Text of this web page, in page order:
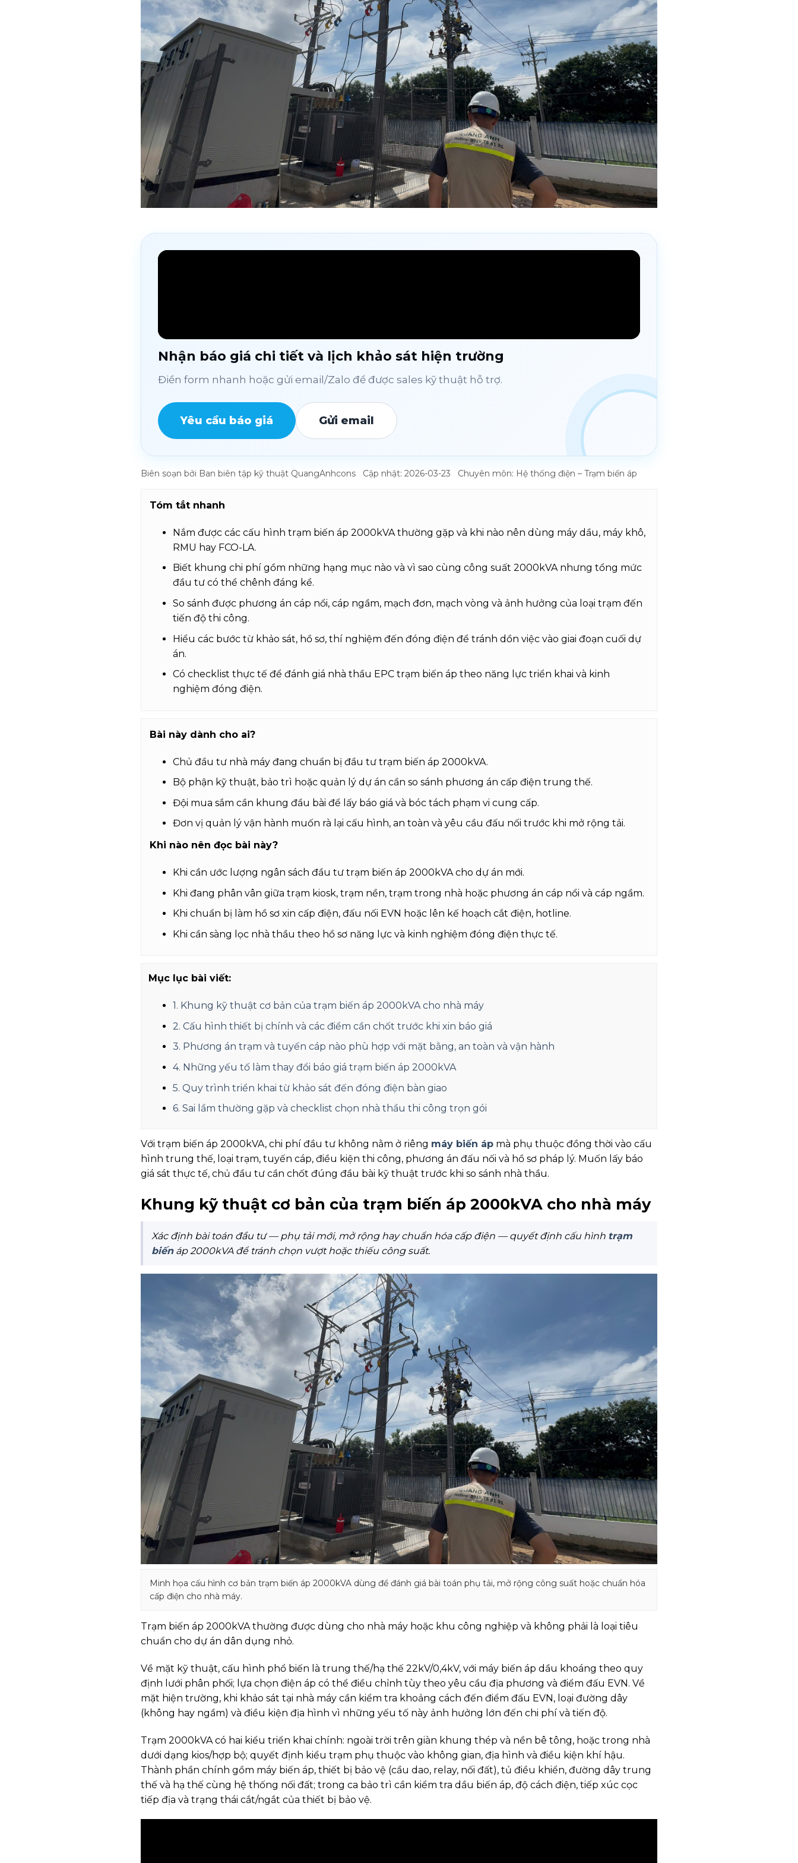
Nhận báo giá chi tiết và lịch khảo sát hiện trường
Điền form nhanh hoặc gửi email/Zalo để được sales kỹ thuật hỗ trợ.
Yêu cầu báo giá Gửi email
Biên soạn bởi Ban biên tập kỹ thuật QuangAnhcons Cập nhật: 2026-03-23 Chuyên môn: Hệ thống điện – Trạm biến áp
Tóm tắt nhanh
Nắm được các cấu hình trạm biến áp 2000kVA thường gặp và khi nào nên dùng máy dầu, máy khô,
RMU hay FCO-LA.
Biết khung chi phí gồm những hạng mục nào và vì sao cùng công suất 2000kVA nhưng tổng mức
đầu tư có thể chênh đáng kể.
So sánh được phương án cáp nổi, cáp ngầm, mạch đơn, mạch vòng và ảnh hưởng của loại trạm đến
tiến độ thi công.
Hiểu các bước từ khảo sát, hồ sơ, thí nghiệm đến đóng điện để tránh dồn việc vào giai đoạn cuối dự
án.
Có checklist thực tế để đánh giá nhà thầu EPC trạm biến áp theo năng lực triển khai và kinh
nghiệm đóng điện.
Bài này dành cho ai?
Chủ đầu tư nhà máy đang chuẩn bị đầu tư trạm biến áp 2000kVA.
Bộ phận kỹ thuật, bảo trì hoặc quản lý dự án cần so sánh phương án cấp điện trung thế.
Đội mua sắm cần khung đầu bài để lấy báo giá và bóc tách phạm vi cung cấp.
Đơn vị quản lý vận hành muốn rà lại cấu hình, an toàn và yêu cầu đấu nối trước khi mở rộng tải.
Khi nào nên đọc bài này?
Khi cần ước lượng ngân sách đầu tư trạm biến áp 2000kVA cho dự án mới.
Khi đang phân vân giữa trạm kiosk, trạm nền, trạm trong nhà hoặc phương án cáp nổi và cáp ngầm.
Khi chuẩn bị làm hồ sơ xin cấp điện, đấu nối EVN hoặc lên kế hoạch cắt điện, hotline.
Khi cần sàng lọc nhà thầu theo hồ sơ năng lực và kinh nghiệm đóng điện thực tế.
Mục lục bài viết:
1. Khung kỹ thuật cơ bản của trạm biến áp 2000kVA cho nhà máy
2. Cấu hình thiết bị chính và các điểm cần chốt trước khi xin báo giá
3. Phương án trạm và tuyến cáp nào phù hợp với mặt bằng, an toàn và vận hành
4. Những yếu tố làm thay đổi báo giá trạm biến áp 2000kVA
5. Quy trình triển khai từ khảo sát đến đóng điện bàn giao
6. Sai lầm thường gặp và checklist chọn nhà thầu thi công trọn gói
Với trạm biến áp 2000kVA, chi phí đầu tư không nằm ở riêng máy biến áp mà phụ thuộc đồng thời vào cấu
hình trung thế, loại trạm, tuyến cáp, điều kiện thi công, phương án đấu nối và hồ sơ pháp lý. Muốn lấy báo
giá sát thực tế, chủ đầu tư cần chốt đúng đầu bài kỹ thuật trước khi so sánh nhà thầu.
Khung kỹ thuật cơ bản của trạm biến áp 2000kVA cho nhà máy
Xác định bài toán đầu tư — phụ tải mới, mở rộng hay chuẩn hóa cấp điện — quyết định cấu hình trạm
biếnáp 2000kVA để tránh chọn vượt hoặc thiếu công suất.
Minh họa cấu hình cơ bản trạm biến áp 2000kVA dùng để đánh giá bài toán phụ tải, mở rộng công suất hoặc chuẩn hóa
cấp điện cho nhà máy.
Trạm biến áp 2000kVA thường được dùng cho nhà máy hoặc khu công nghiệp và không phải là loại tiêu
chuẩn cho dự án dân dụng nhỏ.
Về mặt kỹ thuật, cấu hình phổ biến là trung thế/hạ thế 22kV/0,4kV, với máy biến áp dầu khoáng theo quy
định lưới phân phối; lựa chọn điện áp có thể điều chỉnh tùy theo yêu cầu địa phương và điểm đấu EVN. Về
mặt hiện trường, khi khảo sát tại nhà máy cần kiểm tra khoảng cách đến điểm đấu EVN, loại đường dây
(không hay ngầm) và điều kiện địa hình vì những yếu tố này ảnh hưởng lớn đến chi phí và tiến độ.
Trạm 2000kVA có hai kiểu triển khai chính: ngoài trời trên giàn khung thép và nền bê tông, hoặc trong nhà
dưới dạng kios/hợp bộ; quyết định kiểu trạm phụ thuộc vào không gian, địa hình và điều kiện khí hậu.
Thành phần chính gồm máy biến áp, thiết bị bảo vệ (cầu dao, relay, nối đất), tủ điều khiển, đường dây trung
thế và hạ thế cùng hệ thống nối đất; trong ca bảo trì cần kiểm tra dầu biến áp, độ cách điện, tiếp xúc cọc
tiếp địa và trạng thái cắt/ngắt của thiết bị bảo vệ.